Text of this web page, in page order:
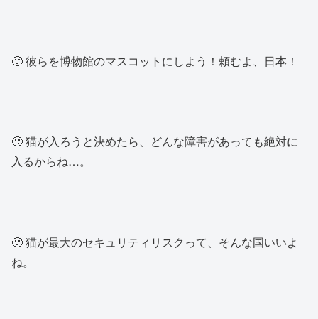
🙂 彼らを博物館のマスコットにしよう！頼むよ、日本！
🙂 猫が入ろうと決めたら、どんな障害があっても絶対に
入るからね…。
🙂 猫が最大のセキュリティリスクって、そんな国いいよ
ね。